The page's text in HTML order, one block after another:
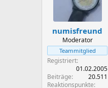
numisfreund
Moderator
Teammitglied
Registriert
01.02.2005
Beiträge
20.511
Reaktionspunkte